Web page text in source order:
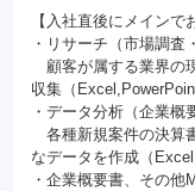
【入社直後にメインで
・リサーチ（市場調査
顧客が属する業界の
収集（
・データ分析（企業概
各種新規案件の決算
なデータを作成（
・企業概要書、その